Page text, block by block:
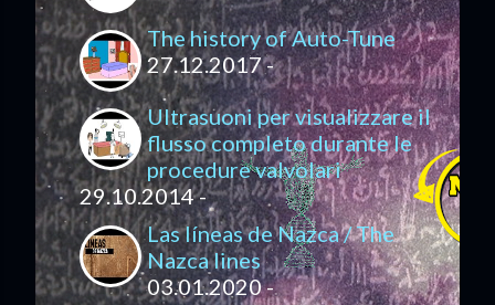
The history of Auto-Tune
27.12.2017 -
Ultrasuoni per visualizzare il
flusso completo durante le
procedure valvolari
29.10.2014 -
Las líneas de Nazca / The
Nazca lines
03.01.2020 -